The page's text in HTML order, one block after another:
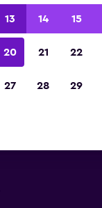
13 14 15
20 21 22
27 28 29